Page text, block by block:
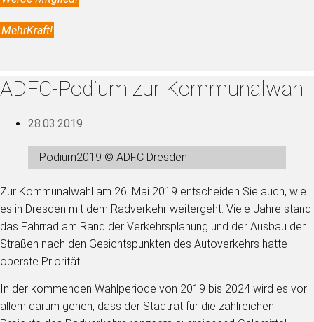
MehrKraft!
ADFC-Podium zur Kommunalwahl
28.03.2019
Podium2019 © ADFC Dresden
Zur Kommunalwahl am 26. Mai 2019 entscheiden Sie auch, wie
es in Dresden mit dem Radverkehr weitergeht. Viele Jahre stand
das Fahrrad am Rand der Verkehrsplanung und der Ausbau der
Straßen nach den Gesichtspunkten des Autoverkehrs hatte
oberste Priorität.
In der kommenden Wahlperiode von 2019 bis 2024 wird es vor
allem darum gehen, dass der Stadtrat für die zahlreichen